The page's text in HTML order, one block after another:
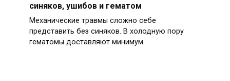
синяков, ушибов и гематом
Механические травмы сложно себе
представить без синяков. В холодную пору
гематомы доставляют минимум